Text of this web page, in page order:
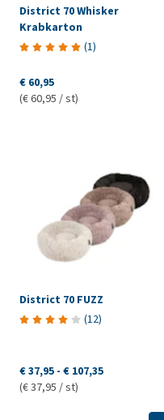
District 70 Whisker
Krabkarton
(1)
€ 60,95
(€ 60,95 / st)
District 70 FUZZ
(12)
€ 37,95 - € 107,35
(€ 37,95 / st)